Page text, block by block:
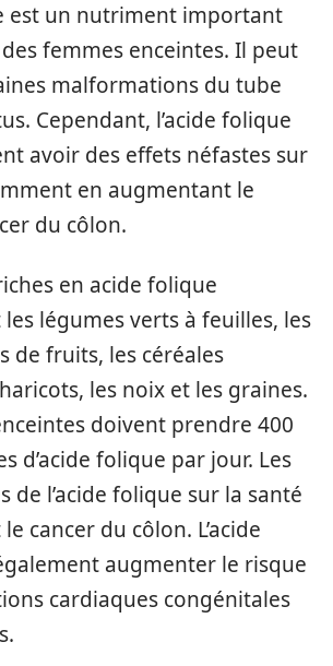
est un nutriment important
femmes enceintes. Il peut
malformations du tube
Cependant, l’acide folique
avoir des effets néfastes sur
en augmentant le
du côlon.
en acide folique
légumes verts à feuilles, les
de fruits, les céréales
les noix et les graines.
doivent prendre 400
d’acide folique par jour. Les
de l’acide folique sur la santé
cancer du côlon. L’acide
augmenter le risque
cardiaques congénitales